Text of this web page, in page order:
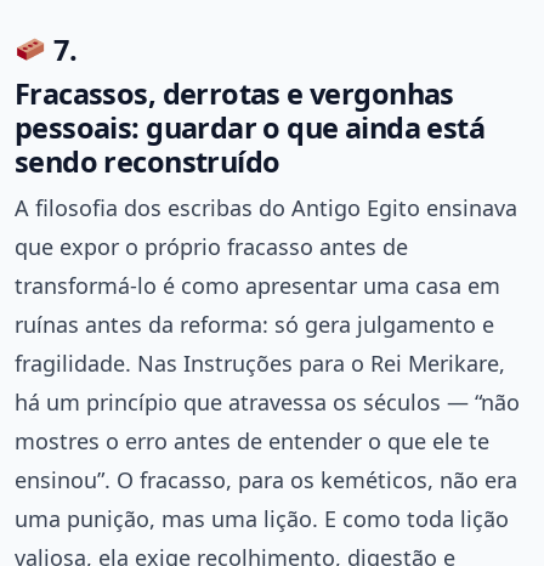
7.
Fracassos, derrotas e vergonhas
pessoais: guardar o que ainda está
sendo reconstruído
A filosofia dos escribas do Antigo Egito ensinava
que expor o próprio fracasso antes de
transformá-lo é como apresentar uma casa em
ruínas antes da reforma: só gera julgamento e
fragilidade. Nas Instruções para o Rei Merikare,
há um princípio que atravessa os séculos — “não
mostres o erro antes de entender o que ele te
ensinou”. O fracasso, para os keméticos, não era
uma punição, mas uma lição. E como toda lição
valiosa, ela exige recolhimento, digestão e